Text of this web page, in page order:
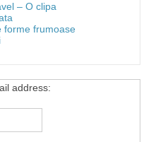
– O clipa
forme frumoase
address: